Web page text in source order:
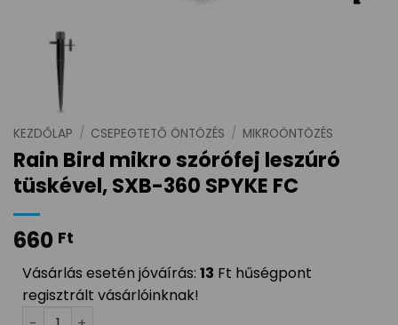
KEZDŐLAP / CSEPEGTETŐ ÖNTÖZÉS / MIKROÖNTÖZÉS
Rain Bird mikro szórófej leszúró
tüskével, SXB-360 SPYKE FC
660 Ft
Vásárlás esetén jóváírás: 13 Ft hűségpont
regisztrált vásárlóinknak!
Rain Bird mikro szórófej leszúró tüskével, SXB-360